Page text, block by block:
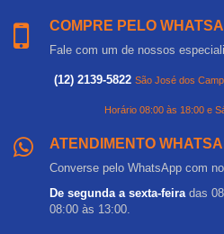
COMPRE PELO
Fale com um de nossos
(12) 2139-5822 São José dos
Horário 08:00 às 18:00 e
ATENDIMENTO
Converse pelo WhatsApp com
De segunda a sexta-feira das
08:00 às 13:00.